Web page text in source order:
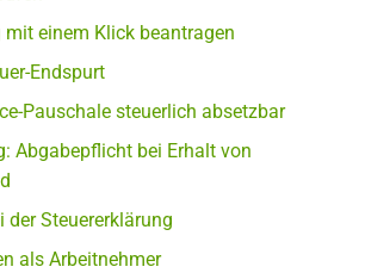
einem Klick beantragen
Endspurt
Pauschale steuerlich absetzbar
Abgabepflicht bei Erhalt von
der Steuererklärung
als Arbeitnehmer